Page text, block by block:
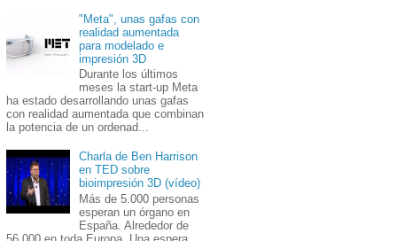
"Meta", unas gafas con
realidad aumentada
para modelado e
impresión 3D
Durante los últimos
meses la start-up Meta
ha estado desarrollando unas gafas
con realidad aumentada que combinan
la potencia de un ordenad...
Charla de Ben Harrison
en TED sobre
bioimpresión 3D (vídeo)
Más de 5.000 personas
esperan un órgano en
España. Alrededor de